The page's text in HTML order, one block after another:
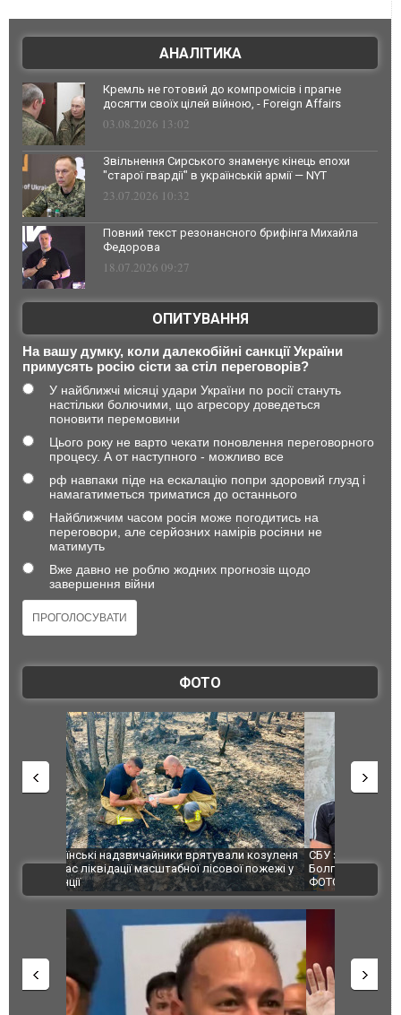
АНАЛІТИКА
Кремль не готовий до компромісів і прагне
досягти своїх цілей війною, - Foreign Affairs
03.08.2026 13:02
Звільнення Сирського знаменує кінець епохи
"старої гвардії" в українській армії — NYT
23.07.2026 10:32
Повний текст резонансного брифінга Михайла
Федорова
18.07.2026 09:27
ОПИТУВАННЯ
На вашу думку, коли далекобійні санкції України
примусять росію сісти за стіл переговорів?
У найближчі місяці удари України по росії стануть
настільки болючими, що агресору доведеться
поновити перемовини
Цього року не варто чекати поновлення переговорного
процесу. А от наступного - можливо все
рф навпаки піде на ескалацію попри здоровий глузд і
намагатиметься триматися до останнього
Найближчим часом росія може погодитись на
переговори, але серйозних намірів росіяни не
матимуть
Вже давно не роблю жодних прогнозів щодо
завершення війни
ФОТО
пожежі у
СБУ за сприяння Нацполіції та правоохоронців
Болгарії затримала міжнародного наркобарона.
ФОТО
Росіяни
одна
ВІДЕО